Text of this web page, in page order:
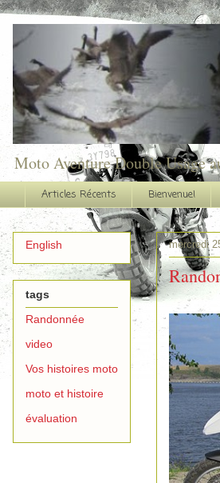
Moto Aventure Double Usage
Articles Récents Bienvenue!
mercredi
English
tags
Randonnée
video
Vos histoires moto
moto et histoire
évaluation